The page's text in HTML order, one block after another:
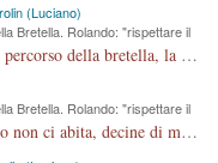
(Luciano)
Bretella. Rolando: "rispettare il
Caro fratuck, conosco molto bene la zona, il percorso della bretella, la situazione dei cittadini, abito in Viale Trento. A partire dal 2003 ho partecipato al Comitato di Maddalene pro bretella, e a riunioni propositive per apportare modifiche al progetto. Numerose mie foto del territorio sono arrivate a Roma, altri miei interventi (non graditi dalla Sx) sono stati pubblicati dal GdV, assieme ad altri come Ciro Asproso, ora favorevole alla bretella. Ho partecipato alla raccolta firme per la chiusura della strada x 5 giorni eseguita dal Sindaco Hullwech per sforamento 180 Micro/g. Pertanto come impegno per la tematica sono apposto con la coscienza. Ora il Progetto è partito, fine! Voglio dire che la nuova Giunta "comunale" non c'entra più. L'opera sarà "malauguratamente" eseguita, ma non con il mio placet. Il Consigliere Comunale dovrebbe capire che la campagna elettorale è finita, con buona pace di tutti. Quello che invece dovrebbe interessare è la proprietà della strada, dall'uscita autostradale Ovest, sino alla Rotatoria dell'Albara, vi sono tre possessori: Autostrade SpA; La Provincia, il Comune. Come la mettiamo per il futuro ? I costi, da 50 sono saliti a 100 milioni di € come dire 20 milioni a KM (!) da non credere. Comunque si farà. Ma nessuno canti Vittoria, anzi meglio non farne un ulteriore fatto "partitico" per questioni elettorali o di seggio. Se mi manda la sua mail, sono disponibile ad inviare i documenti e le foto sopra descritte. Con ossequi, Luciano Parolin
Bretella. Rolando: "rispettare il
Non sarà utile a lei dott. Parolin che di sicuro non ci abita, decine di migliaia di TIR, automobili e padroncini che passano quotidianamente per una strada appena rotabile, non è più possibile stendere i panni, attraversare la strada senza rischiare la morte, le case stanno crepando, i tempi sono cambiati e la bretella non passerà assolutamente per maddalene (ma cosa sta a dire?!), dia invece responsabilità a chi ha costruito tagliando la strada che doveva invece terminare a isola vicentina e non al moracchino lasciando Motta di Costabissara ancora in panne di traffico. I tempi sono cambiati dottore e se l'anagrafe della vita stagna nell'essere umano impressioni conservatrici, la società non le considera perchè va avanti, si industrializza e ha bisogno di infrastrutture e di sviluppo. Ultima considerazione, se è geloso di Rolando perchè vede in lui solo campagne politiche mentre si difendono i SOLI diritti dei cittadini, la preghiamo faccia considerazioni più appropriate. Saluti e complimenti per i suoi scritti.